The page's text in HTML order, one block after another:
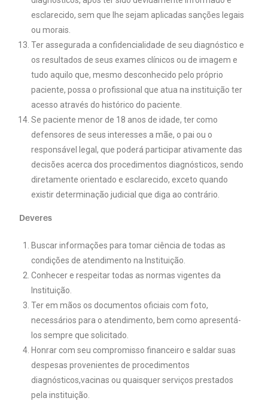
esclarecido, sem que lhe sejam aplicadas sanções legais
ou morais.
Ter assegurada a confidencialidade de seu diagnóstico e
os resultados de seus exames clínicos ou de imagem e
tudo aquilo que, mesmo desconhecido pelo próprio
paciente, possa o profissional que atua na instituição ter
acesso através do histórico do paciente.
Se paciente menor de 18 anos de idade, ter como
defensores de seus interesses a mãe, o pai ou o
responsável legal, que poderá participar ativamente das
decisões acerca dos procedimentos diagnósticos, sendo
diretamente orientado e esclarecido, exceto quando
existir determinação judicial que diga ao contrário.
Deveres
Buscar informações para tomar ciência de todas as
condições de atendimento na Instituição.
Conhecer e respeitar todas as normas vigentes da
Instituição.
Ter em mãos os documentos oficiais com foto,
necessários para o atendimento, bem como apresentá-
los sempre que solicitado.
Honrar com seu compromisso financeiro e saldar suas
despesas provenientes de procedimentos
diagnósticos,vacinas ou quaisquer serviços prestados
pela instituição.